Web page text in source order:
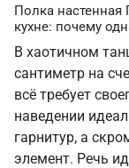
Полка
кухне: почему
В хаотичном
сантиметр на
всё требует
наведении
гарнитур, а
элемент. Речь